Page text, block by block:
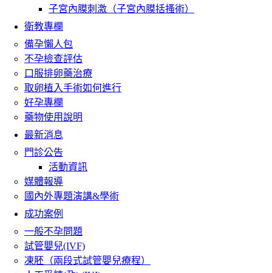
子宮內膜刺激（子宮內膜括搔術）
衛教專欄
備孕懶人包
不孕檢查評估
口服排卵藥治療
取卵植入手術如何進行
好孕專欄
藥物使用說明
最新消息
門診公告
活動資訊
媒體報導
國內外專題演講&學術
成功案例
一般不孕問題
試管嬰兒(IVF)
凍胚（兩段式試管嬰兒療程）